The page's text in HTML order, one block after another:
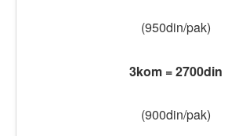
(950din/pak)
3kom = 2700din
(900din/pak)